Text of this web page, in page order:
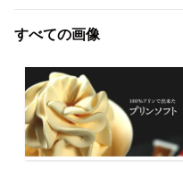
すべての画像